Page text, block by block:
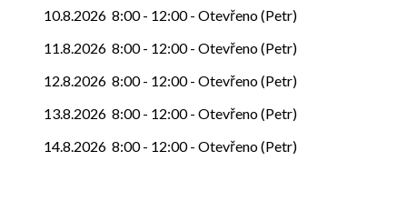
10.8.2026 8:00- 12:00- Otevřeno (Petr)
11.8.2026 8:00- 12:00- Otevřeno (Petr)
12.8.2026 8:00- 12:00- Otevřeno (Petr)
13.8.2026 8:00- 12:00- Otevřeno (Petr)
14.8.2026 8:00- 12:00- Otevřeno (Petr)